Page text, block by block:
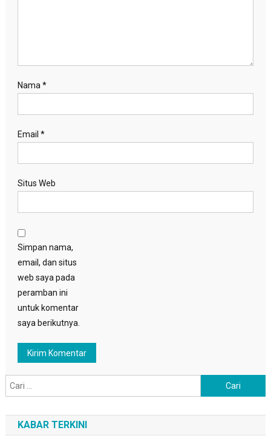
Nama *
Email *
Situs Web
Simpan nama,
email, dan situs
web saya pada
peramban ini
untuk komentar
saya berikutnya.
untuk:
KABAR TERKINI